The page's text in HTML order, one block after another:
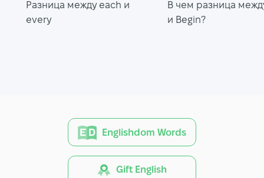
Разница между each и
every
В чем разница
и Begin?
Englishdom Words
Gift English